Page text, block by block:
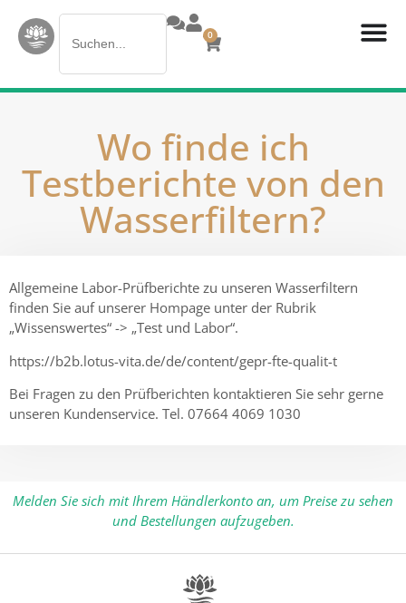
for:
0
Wo finde ich
Testberichte von den
Wasserfiltern?
Allgemeine Labor-Prüfberichte zu unseren Wasserfiltern
finden Sie auf unserer Hompage unter der Rubrik
„Wissenswertes“ -> „Test und Labor“.
https://b2b.lotus-vita.de/de/content/gepr-fte-qualit-t
Bei Fragen zu den Prüfberichten kontaktieren Sie sehr gerne
unseren Kundenservice. Tel. 07664 4069 1030
Melden Sie sich mit Ihrem Händlerkonto an, um Preise zu sehen
und Bestellungen aufzugeben.